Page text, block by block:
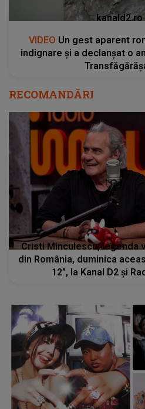
kanald2.ro
VIDEO Un gest aparent
indignare și a declanșat o
RECOMANDĂRI
Cristi Minculescu, legenda
din România, duminica
12”, la Kanal D2 și